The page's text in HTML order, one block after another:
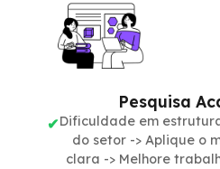
Pesquisa
Dificuldade em
do setor -> Aplique o
clara -> Melhore